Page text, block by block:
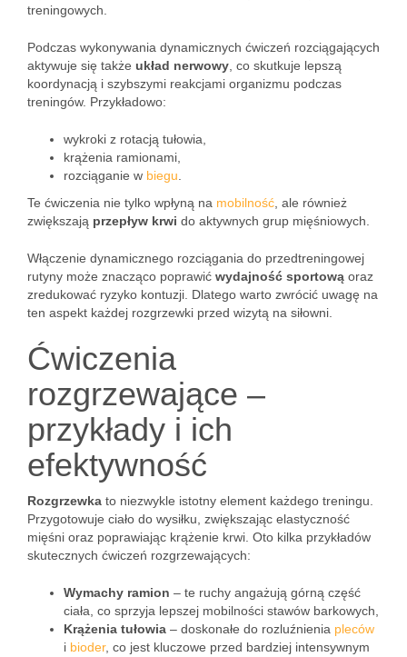
treningowych.
Podczas wykonywania dynamicznych ćwiczeń rozciągających
aktywuje się także układ nerwowy , co skutkuje lepszą
koordynacją i szybszymi reakcjami organizmu podczas
treningów. Przykładowo:
wykroki z rotacją tułowia,
krążenia ramionami,
rozciąganie w biegu
Te ćwiczenia nie tylko wpłyną na mobilność , ale również
zwiększają przepływ krwi do aktywnych grup mięśniowych.
Włączenie dynamicznego rozciągania do przedtreningowej
rutyny może znacząco poprawić wydajność sportową oraz
zredukować ryzyko kontuzji. Dlatego warto zwrócić uwagę na
ten aspekt każdej rozgrzewki przed wizytą na siłowni.
Ćwiczenia
rozgrzewające –
przykłady i ich
efektywność
Rozgrzewka to niezwykle istotny element każdego treningu.
Przygotowuje ciało do wysiłku, zwiększając elastyczność
mięśni oraz poprawiając krążenie krwi. Oto kilka przykładów
skutecznych ćwiczeń rozgrzewających:
Wymachy ramion – te ruchy angażują górną część
ciała, co sprzyja lepszej mobilności stawów barkowych,
Krążenia tułowia – doskonałe do rozluźnienia pleców
i bioder, co jest kluczowe przed bardziej intensywnym